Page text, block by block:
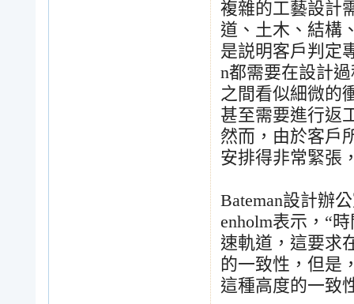
複雜的工藝設計
道、土木、結構
是説明客戶判定
n都需要在設計
之間看似細微的
甚至需要進行返
然而，由於客戶
安排得非常緊張
Bateman設計辦
enholm表示， “
速軌道，這要求
的一致性，但是
這種高度的一致